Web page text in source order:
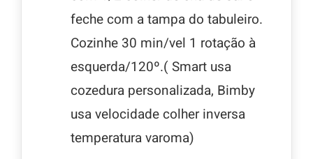
feche com a tampa do tabuleiro.
Cozinhe 30 min/vel 1 rotação à
esquerda/120º.( Smart usa
cozedura personalizada, Bimby
usa velocidade colher inversa
temperatura varoma)